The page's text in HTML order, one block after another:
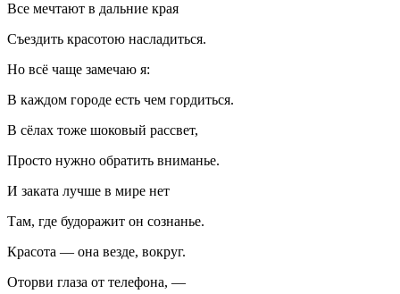
Все мечтают в дальние края
Съездить красотою насладиться.
Но всё чаще замечаю я:
В каждом городе есть чем гордиться.
В сёлах тоже шоковый рассвет,
Просто нужно обратить вниманье.
И заката лучше в мире нет
Там, где будоражит он сознанье.
Красота — она везде, вокруг.
Оторви глаза от телефона, —